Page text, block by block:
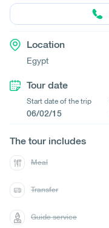
Location
Egypt
Tour date
Start date of the trip
06/02/15
The tour includes
Meal
Transfer
Guide service